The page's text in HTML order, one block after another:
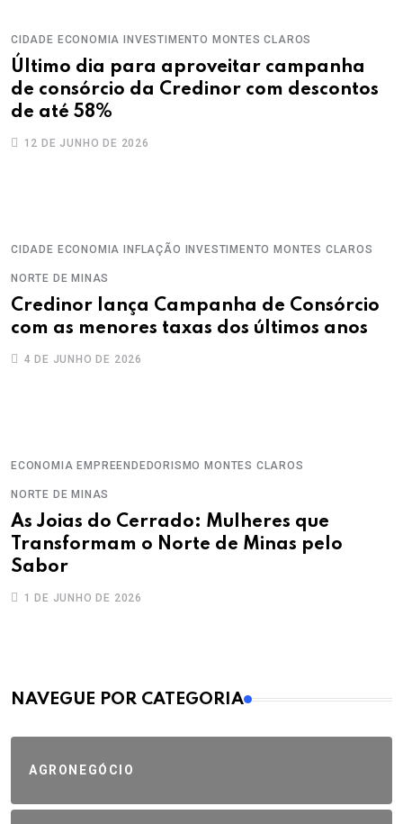
CIDADE ECONOMIA INVESTIMENTO MONTES CLAROS
Último dia para aproveitar campanha
de consórcio da Credinor com descontos
de até 58%
12 DE JUNHO DE 2026
CIDADE ECONOMIA INFLAÇÃO INVESTIMENTO MONTES CLAROS
NORTE DE MINAS
Credinor lança Campanha de Consórcio
com as menores taxas dos últimos anos
4 DE JUNHO DE 2026
ECONOMIA EMPREENDEDORISMO MONTES CLAROS
NORTE DE MINAS
As Joias do Cerrado: Mulheres que
Transformam o Norte de Minas pelo
Sabor
1 DE JUNHO DE 2026
MAIS VISTOS
NAVEGUE POR CATEGORIA
AGRONEGÓCIO